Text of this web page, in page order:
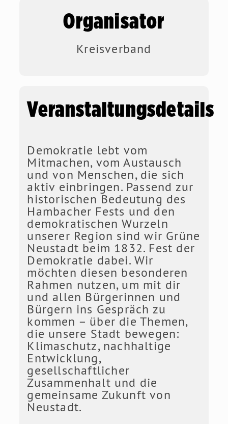
Organisator
Kreisverband
Veranstaltungsdetails
Demokratie lebt vom
Mitmachen, vom Austausch
und von Menschen, die sich
aktiv einbringen. Passend zur
historischen Bedeutung des
Hambacher Fests und den
demokratischen Wurzeln
unserer Region sind wir Grüne
Neustadt beim 1832. Fest der
Demokratie dabei. Wir
möchten diesen besonderen
Rahmen nutzen, um mit dir
und allen Bürgerinnen und
Bürgern ins Gespräch zu
kommen – über die Themen,
die unsere Stadt bewegen:
Klimaschutz, nachhaltige
Entwicklung,
gesellschaftlicher
Zusammenhalt und die
gemeinsame Zukunft von
Neustadt.